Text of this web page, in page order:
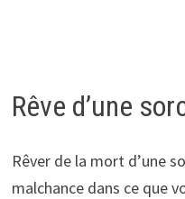
Rêve d’une
Rêver de la mort d’une
malchance dans ce que